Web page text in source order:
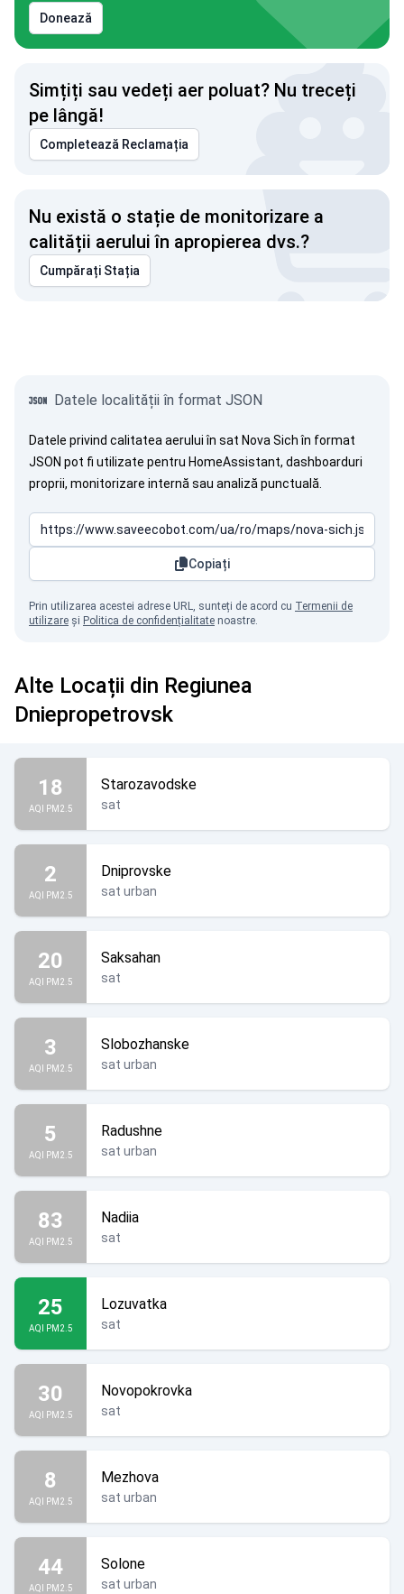
Donează
Simțiți sau vedeți aer poluat? Nu treceți
pe lângă!
Completează Reclamația
Nu există o stație de monitorizare a
calității aerului în apropierea dvs.?
Cumpărați Stația
Datele localității în format JSON
Datele privind calitatea aerului în sat Nova Sich în format
JSON pot fi utilizate pentru HomeAssistant, dashboarduri
proprii, monitorizare internă sau analiză punctuală.
Copiați
Prin utilizarea acestei adrese URL, sunteți de acord cu Termenii de
utilizare și Politica de confidențialitate noastre.
Alte Locații din Regiunea
Dniepropetrovsk
18
AQI PM2.5
Starozavodske
sat
2
AQI PM2.5
Dniprovske
sat urban
20
AQI PM2.5
Saksahan
sat
3
AQI PM2.5
Slobozhanske
sat urban
5
AQI PM2.5
Radushne
sat urban
83
AQI PM2.5
Nadiia
sat
25
AQI PM2.5
Lozuvatka
sat
30
AQI PM2.5
Novopokrovka
sat
8
AQI PM2.5
Mezhova
sat urban
44
AQI PM2.5
Solone
sat urban